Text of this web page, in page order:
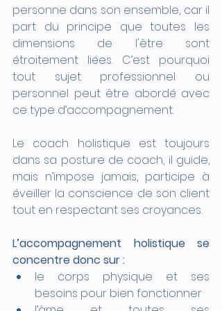
personne dans son ensemble, car il
part du principe que toutes les
dimensions de l'être sont
étroitement liées. C’est pourquoi
tout sujet professionnel ou
personnel peut être abordé avec
ce type d’accompagnement.
Le coach holistique est toujours
dans sa posture de coach, il guide,
mais n’impose jamais, participe à
éveiller la conscience de son client
tout en respectant ses croyances.
L’accompagnement holistique se
concentre donc sur :
le corps physique et ses